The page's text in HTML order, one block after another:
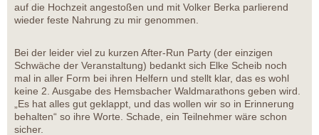
auf die Hochzeit angestoßen und mit Volker Berka parlierend
wieder feste Nahrung zu mir genommen.
Bei der leider viel zu kurzen After-Run Party (der einzigen
Schwäche der Veranstaltung) bedankt sich Elke Scheib noch
mal in aller Form bei ihren Helfern und stellt klar, das es wohl
keine 2. Ausgabe des Hemsbacher Waldmarathons geben wird.
„Es hat alles gut geklappt, und das wollen wir so in Erinnerung
behalten“ so ihre Worte. Schade, ein Teilnehmer wäre schon
sicher.